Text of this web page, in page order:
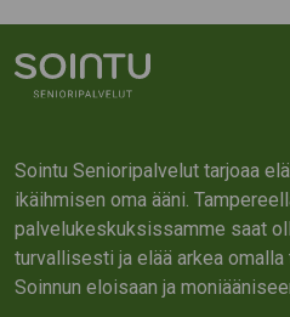
Sointu Senioripalvelut tarjoaa
ikäihmisen oma ääni.
palvelukeskuksissamme saat
turvallisesti ja elää arkea omalla
Soinnun eloisaan ja